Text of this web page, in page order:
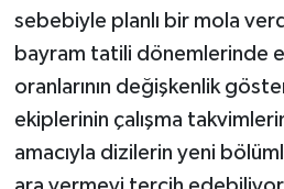
sebebiyle planlı bir mola
bayram tatili dönemlerinde
oranlarının değişkenlik
ekiplerinin çalışma
amacıyla dizilerin yeni